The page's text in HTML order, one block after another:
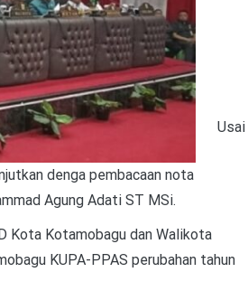
Usai
denga pembacaan nota
Agung Adati ST MSi.
Kota Kotamobagu dan Walikota
KUPA-PPAS perubahan tahun